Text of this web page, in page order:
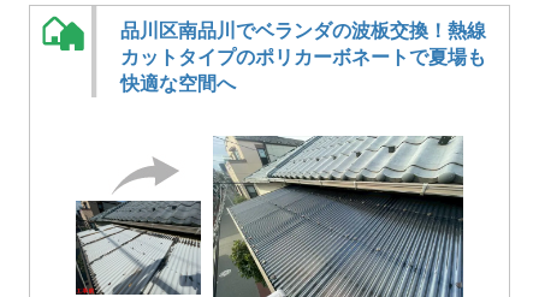
品川区南品川でベランダの波板交換！熱線
カットタイプのポリカーボネートで夏場も
快適な空間へ